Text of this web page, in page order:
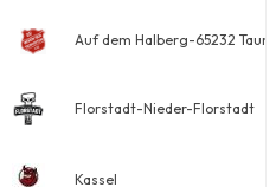
Auf dem Halberg-65232
Florstadt-Nieder-Florstadt
Kassel